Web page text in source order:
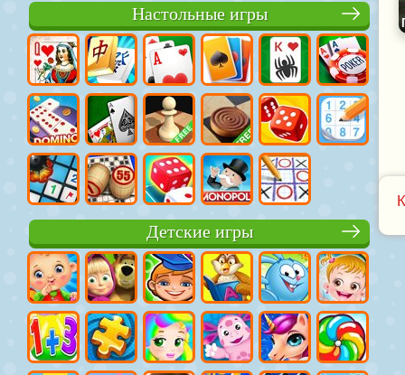
Настольные игры
Детские игры